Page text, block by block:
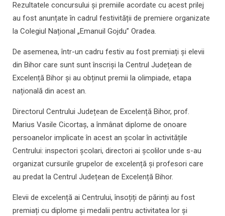
Rezultatele concursului și premiile acordate cu acest prilej
au fost anunțate în cadrul festivității de premiere organizate
la Colegiul Național „Emanuil Gojdu” Oradea.
De asemenea, într-un cadru festiv au fost premiați și elevii
din Bihor care sunt sunt înscriși la Centrul Județean de
Excelență Bihor și au obținut premii la olimpiade, etapa
națională din acest an.
Directorul Centrului Județean de Excelență Bihor, prof.
Marius Vasile Cicortaș, a înmânat diplome de onoare
persoanelor implicate în acest an școlar în activitățile
Centrului: inspectori școlari, directori ai școlilor unde s-au
organizat cursurile grupelor de excelență și profesori care
au predat la Centrul Județean de Excelență Bihor.
Elevii de excelență ai Centrului, însoțiți de părinți au fost
premiați cu diplome și medalii pentru activitatea lor și